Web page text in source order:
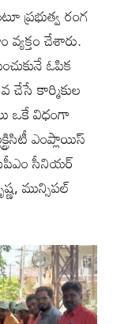
ప్రభుత్వ రంగ
వ్యక్తం చేశారు.
ఓపిక
చేసే కార్మికుల
ఒకే విధంగా
ఎంప్లాయిస్
సీనియర్
మున్సిపల్